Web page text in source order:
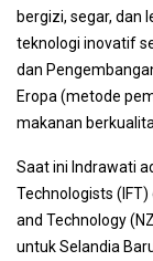
bergizi, segar, dan
teknologi inovatif
dan
Eropa (metode
makanan
Saat ini Indrawati
Technologists
and Technology
untuk Selandia